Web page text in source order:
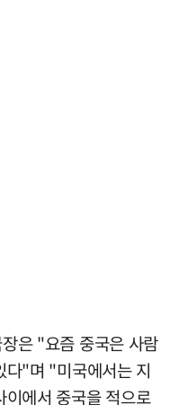
은 "요즘 중국은 사람
다"며 "미국에서는 지
에서 중국을 적으로